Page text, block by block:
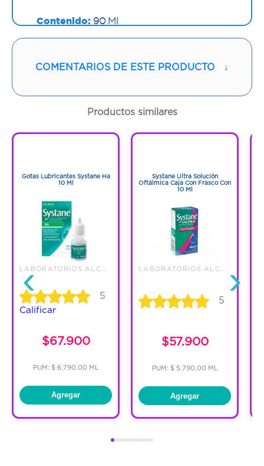
Contenido: 90 Ml
COMENTARIOS DE ESTE PRODUCTO ↓
Productos similares
‹
Gotas Lubricantes Systane Ha
10 Ml
5
Calificar
$67.900
PUM: $ 6,790.00 ML
Agregar
Systane Ultra Solución
Oftálmica Caja Con Frasco Con
10 Ml
5
$57.900
PUM: $ 5,790.00 ML
Agregar
›